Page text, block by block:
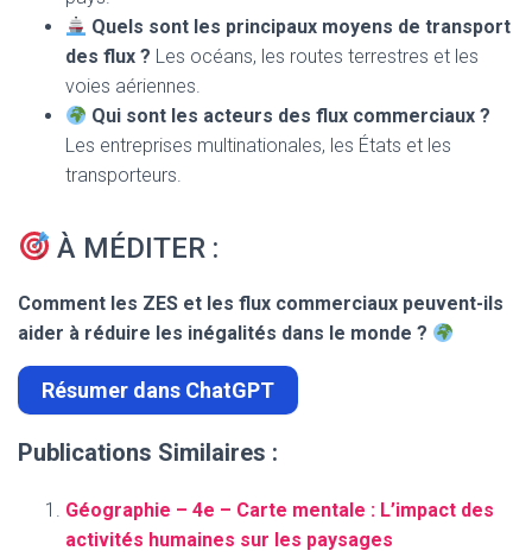
Quels sont les principaux moyens de transport
des flux ? Les océans, les routes terrestres et les
voies aériennes.
Qui sont les acteurs des flux commerciaux ?
Les entreprises multinationales, les États et les
transporteurs.
À MÉDITER :
Comment les ZES et les flux commerciaux peuvent-ils
aider à réduire les inégalités dans le monde ?
Résumer dans ChatGPT
Publications Similaires :
Géographie – 4e – Carte mentale : L’impact des
activités humaines sur les paysages